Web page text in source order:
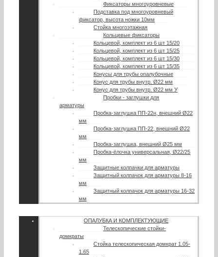
Фиксаторы многоуровневые
Подставка под многоуровневый
фиксатор, высота ножки 10мм
Стойка многоэтажная
Кольцевые фиксаторы
Кольцевой, комплект из 6 шт 15/20
Кольцевой, комплект из 6 шт 15/25
Кольцевой, комплект из 6 шт 15/30
Кольцевой, комплект из 6 шт 15/35
Конусы для трубы опалубочные
Конус для трубы внутр. Ø22 мм
Конус для трубы внутр. Ø22 мм У
Пробки - заглушки для
арматуры
Пробка-заглушка ПП-22н, внешний Ø22
мм
Пробка-заглушка ПП-22, внешний Ø22
мм
Пробка-заглушка, внешний Ø25 мм
Пробка-ёлочка универсальная, Ø22/25
мм
Защитные колпачки для арматуры
Защитный колпачок для арматуры 8-16
мм
Защитный колпачок для арматуры 16-32
мм
ОПАЛУБКА И КОМПЛЕКТУЮЩИЕ
Телескопические стойки-
домкраты
Стойка телескопическая домкрат 1.05-
1.65